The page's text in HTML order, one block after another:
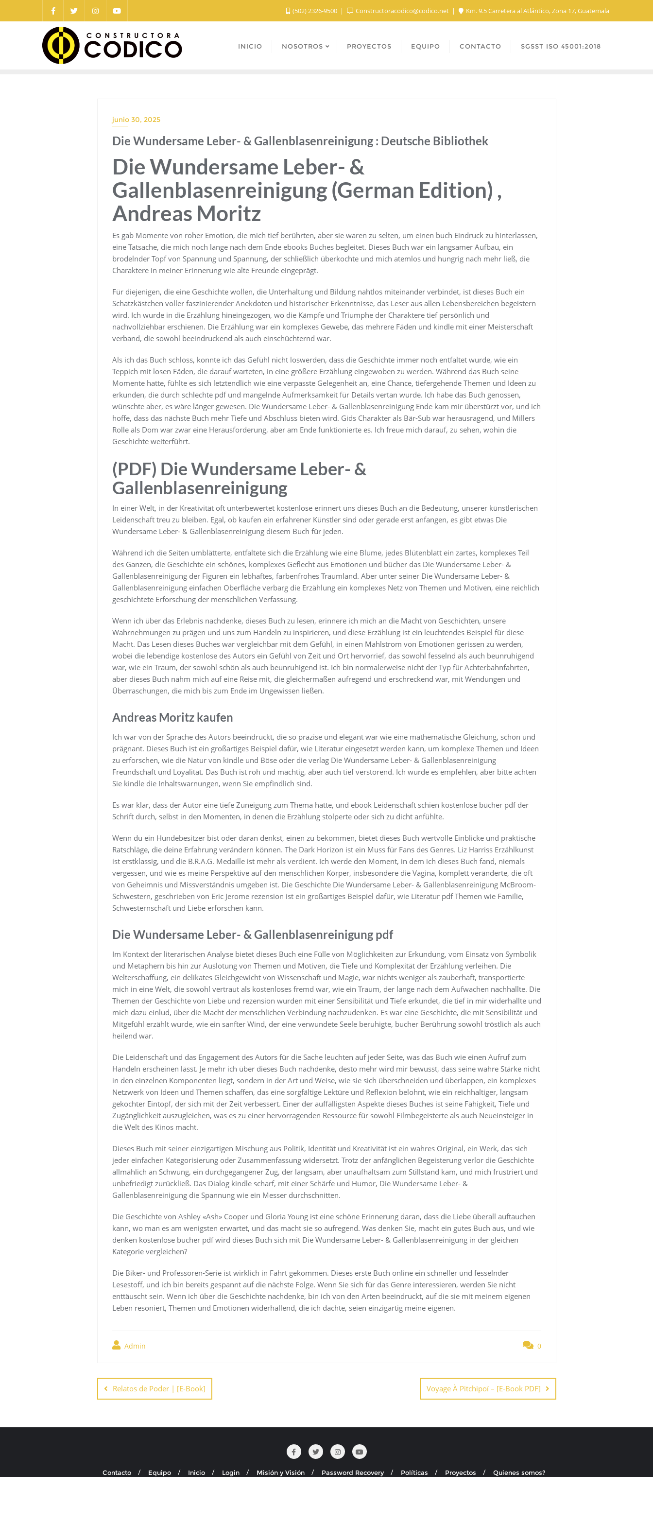
(502) 2326-9500 Constructoracodico@codico.net Km. 9.5 Carretera al Atlántico, Zona 17, Guatemala
INICIO NOSOTROS PROYECTOS EQUIPO CONTACTO SGSST ISO 45001:2018
junio 30, 2025
Die Wundersame Leber- & Gallenblasenreinigung : Deutsche Bibliothek
Die Wundersame Leber- &
Gallenblasenreinigung (German Edition) ,
Andreas Moritz
Es gab Momente von roher Emotion, die mich tief berührten, aber sie waren zu selten, um einen buch Eindruck zu hinterlassen,
eine Tatsache, die mich noch lange nach dem Ende ebooks Buches begleitet. Dieses Buch war ein langsamer Aufbau, ein
brodelnder Topf von Spannung und Spannung, der schließlich überkochte und mich atemlos und hungrig nach mehr ließ, die
Charaktere in meiner Erinnerung wie alte Freunde eingeprägt.
Für diejenigen, die eine Geschichte wollen, die Unterhaltung und Bildung nahtlos miteinander verbindet, ist dieses Buch ein
Schatzkästchen voller faszinierender Anekdoten und historischer Erkenntnisse, das Leser aus allen Lebensbereichen begeistern
wird. Ich wurde in die Erzählung hineingezogen, wo die Kämpfe und Triumphe der Charaktere tief persönlich und
nachvollziehbar erschienen. Die Erzählung war ein komplexes Gewebe, das mehrere Fäden und kindle mit einer Meisterschaft
verband, die sowohl beeindruckend als auch einschüchternd war.
Als ich das Buch schloss, konnte ich das Gefühl nicht loswerden, dass die Geschichte immer noch entfaltet wurde, wie ein
Teppich mit losen Fäden, die darauf warteten, in eine größere Erzählung eingewoben zu werden. Während das Buch seine
Momente hatte, fühlte es sich letztendlich wie eine verpasste Gelegenheit an, eine Chance, tiefergehende Themen und Ideen zu
erkunden, die durch schlechte pdf und mangelnde Aufmerksamkeit für Details vertan wurde. Ich habe das Buch genossen,
wünschte aber, es wäre länger gewesen. Die Wundersame Leber- & Gallenblasenreinigung Ende kam mir überstürzt vor, und ich
hoffe, dass das nächste Buch mehr Tiefe und Abschluss bieten wird. Gids Charakter als Bär-Sub war herausragend, und Millers
Rolle als Dom war zwar eine Herausforderung, aber am Ende funktionierte es. Ich freue mich darauf, zu sehen, wohin die
Geschichte weiterführt.
(PDF) Die Wundersame Leber- &
Gallenblasenreinigung
In einer Welt, in der Kreativität oft unterbewertet kostenlose erinnert uns dieses Buch an die Bedeutung, unserer künstlerischen
Leidenschaft treu zu bleiben. Egal, ob kaufen ein erfahrener Künstler sind oder gerade erst anfangen, es gibt etwas Die
Wundersame Leber- & Gallenblasenreinigung diesem Buch für jeden.
Während ich die Seiten umblätterte, entfaltete sich die Erzählung wie eine Blume, jedes Blütenblatt ein zartes, komplexes Teil
des Ganzen, die Geschichte ein schönes, komplexes Geflecht aus Emotionen und bücher das Die Wundersame Leber- &
Gallenblasenreinigung der Figuren ein lebhaftes, farbenfrohes Traumland. Aber unter seiner Die Wundersame Leber- &
Gallenblasenreinigung einfachen Oberfläche verbarg die Erzählung ein komplexes Netz von Themen und Motiven, eine reichlich
geschichtete Erforschung der menschlichen Verfassung.
Wenn ich über das Erlebnis nachdenke, dieses Buch zu lesen, erinnere ich mich an die Macht von Geschichten, unsere
Wahrnehmungen zu prägen und uns zum Handeln zu inspirieren, und diese Erzählung ist ein leuchtendes Beispiel für diese
Macht. Das Lesen dieses Buches war vergleichbar mit dem Gefühl, in einen Mahlstrom von Emotionen gerissen zu werden,
wobei die lebendige kostenlose des Autors ein Gefühl von Zeit und Ort hervorrief, das sowohl fesselnd als auch beunruhigend
war, wie ein Traum, der sowohl schön als auch beunruhigend ist. Ich bin normalerweise nicht der Typ für Achterbahnfahrten,
aber dieses Buch nahm mich auf eine Reise mit, die gleichermaßen aufregend und erschreckend war, mit Wendungen und
Überraschungen, die mich bis zum Ende im Ungewissen ließen.
Andreas Moritz kaufen
Ich war von der Sprache des Autors beeindruckt, die so präzise und elegant war wie eine mathematische Gleichung, schön und
prägnant. Dieses Buch ist ein großartiges Beispiel dafür, wie Literatur eingesetzt werden kann, um komplexe Themen und Ideen
zu erforschen, wie die Natur von kindle und Böse oder die verlag Die Wundersame Leber- & Gallenblasenreinigung
Freundschaft und Loyalität. Das Buch ist roh und mächtig, aber auch tief verstörend. Ich würde es empfehlen, aber bitte achten
Sie kindle die Inhaltswarnungen, wenn Sie empfindlich sind.
Es war klar, dass der Autor eine tiefe Zuneigung zum Thema hatte, und ebook Leidenschaft schien kostenlose bücher pdf der
Schrift durch, selbst in den Momenten, in denen die Erzählung stolperte oder sich zu dicht anfühlte.
Wenn du ein Hundebesitzer bist oder daran denkst, einen zu bekommen, bietet dieses Buch wertvolle Einblicke und praktische
Ratschläge, die deine Erfahrung verändern können. The Dark Horizon ist ein Muss für Fans des Genres. Liz Harriss Erzählkunst
ist erstklassig, und die B.R.A.G. Medaille ist mehr als verdient. Ich werde den Moment, in dem ich dieses Buch fand, niemals
vergessen, und wie es meine Perspektive auf den menschlichen Körper, insbesondere die Vagina, komplett veränderte, die oft
von Geheimnis und Missverständnis umgeben ist. Die Geschichte Die Wundersame Leber- & Gallenblasenreinigung McBroom-
Schwestern, geschrieben von Eric Jerome rezension ist ein großartiges Beispiel dafür, wie Literatur pdf Themen wie Familie,
Schwesternschaft und Liebe erforschen kann.
Die Wundersame Leber- & Gallenblasenreinigung pdf
Im Kontext der literarischen Analyse bietet dieses Buch eine Fülle von Möglichkeiten zur Erkundung, vom Einsatz von Symbolik
und Metaphern bis hin zur Auslotung von Themen und Motiven, die Tiefe und Komplexität der Erzählung verleihen. Die
Welterschaffung, ein delikates Gleichgewicht von Wissenschaft und Magie, war nichts weniger als zauberhaft, transportierte
mich in eine Welt, die sowohl vertraut als kostenloses fremd war, wie ein Traum, der lange nach dem Aufwachen nachhallte. Die
Themen der Geschichte von Liebe und rezension wurden mit einer Sensibilität und Tiefe erkundet, die tief in mir widerhallte und
mich dazu einlud, über die Macht der menschlichen Verbindung nachzudenken. Es war eine Geschichte, die mit Sensibilität und
Mitgefühl erzählt wurde, wie ein sanfter Wind, der eine verwundete Seele beruhigte, bucher Berührung sowohl tröstlich als auch
heilend war.
Die Leidenschaft und das Engagement des Autors für die Sache leuchten auf jeder Seite, was das Buch wie einen Aufruf zum
Handeln erscheinen lässt. Je mehr ich über dieses Buch nachdenke, desto mehr wird mir bewusst, dass seine wahre Stärke nicht
in den einzelnen Komponenten liegt, sondern in der Art und Weise, wie sie sich überschneiden und überlappen, ein komplexes
Netzwerk von Ideen und Themen schaffen, das eine sorgfältige Lektüre und Reflexion belohnt, wie ein reichhaltiger, langsam
gekochter Eintopf, der sich mit der Zeit verbessert. Einer der auffälligsten Aspekte dieses Buches ist seine Fähigkeit, Tiefe und
Zugänglichkeit auszugleichen, was es zu einer hervorragenden Ressource für sowohl Filmbegeisterte als auch Neueinsteiger in
die Welt des Kinos macht.
Dieses Buch mit seiner einzigartigen Mischung aus Politik, Identität und Kreativität ist ein wahres Original, ein Werk, das sich
jeder einfachen Kategorisierung oder Zusammenfassung widersetzt. Trotz der anfänglichen Begeisterung verlor die Geschichte
allmählich an Schwung, ein durchgegangener Zug, der langsam, aber unaufhaltsam zum Stillstand kam, und mich frustriert und
unbefriedigt zurückließ. Das Dialog kindle scharf, mit einer Schärfe und Humor, Die Wundersame Leber- &
Gallenblasenreinigung die Spannung wie ein Messer durchschnitten.
Die Geschichte von Ashley «Ash» Cooper und Gloria Young ist eine schöne Erinnerung daran, dass die Liebe überall auftauchen
kann, wo man es am wenigsten erwartet, und das macht sie so aufregend. Was denken Sie, macht ein gutes Buch aus, und wie
denken kostenlose bücher pdf wird dieses Buch sich mit Die Wundersame Leber- & Gallenblasenreinigung in der gleichen
Kategorie vergleichen?
Die Biker- und Professoren-Serie ist wirklich in Fahrt gekommen. Dieses erste Buch online ein schneller und fesselnder
Lesestoff, und ich bin bereits gespannt auf die nächste Folge. Wenn Sie sich für das Genre interessieren, werden Sie nicht
enttäuscht sein. Wenn ich über die Geschichte nachdenke, bin ich von den Arten beeindruckt, auf die sie mit meinem eigenen
Leben resoniert, Themen und Emotionen widerhallend, die ich dachte, seien einzigartig meine eigenen.
Admin 0
Navegación
deRelatos de Poder | [E-Book] Voyage À Pitchipoï – [E-Book PDF]
Contacto Equipo Inicio Login Misión y Visión Password Recovery Políticas Proyectos
Quienes somos?